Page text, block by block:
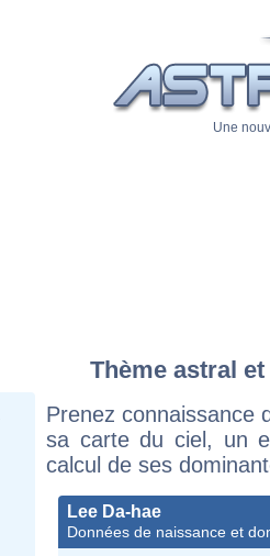
Une
Thème astral
Prenez connaissance
sa carte du ciel, un
calcul de ses
Lee Da-hae
Données de naissance et